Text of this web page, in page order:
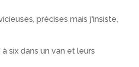
précises mais j'insiste,
six dans un van et leurs